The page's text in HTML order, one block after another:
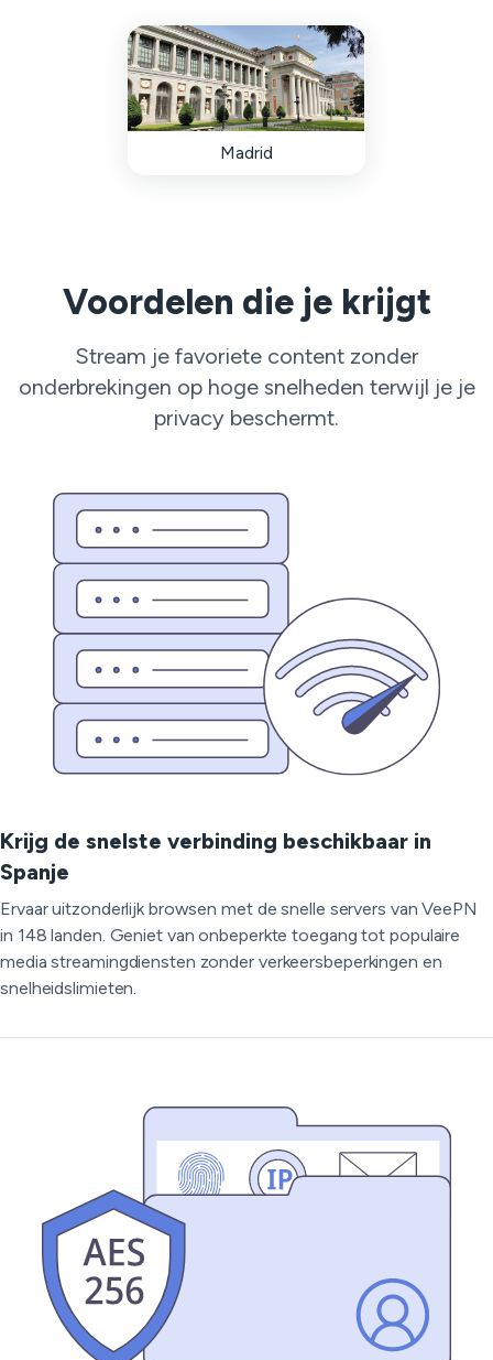
Madrid
Voordelen die je krijgt
Stream je favoriete content zonder
onderbrekingen op hoge snelheden terwijl je je
privacy beschermt.
Krijg de snelste verbinding beschikbaar in
Spanje
Ervaar uitzonderlijk browsen met de snelle servers van VeePN
in 148 landen. Geniet van onbeperkte toegang tot populaire
media streamingdiensten zonder verkeersbeperkingen en
snelheidslimieten.